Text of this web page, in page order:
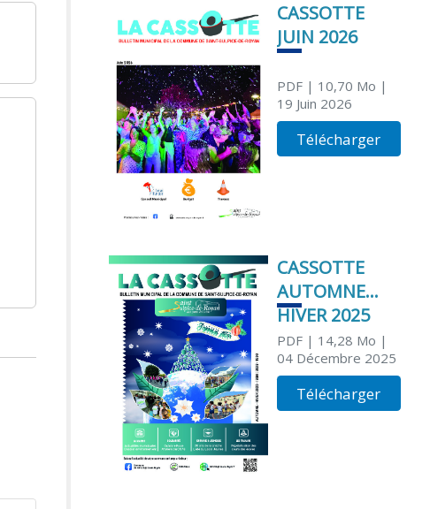
CASSOTTE
JUIN 2026
PDF| 10,70 Mo |
19 Juin 2026
Télécharger
CASSOTTE
AUTOMNE
HIVER 2025
PDF| 14,28 Mo |
04 Décembre 2025
Télécharger